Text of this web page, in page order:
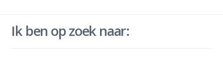
Ik ben op zoek naar: